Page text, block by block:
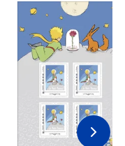
Prix 7,50€